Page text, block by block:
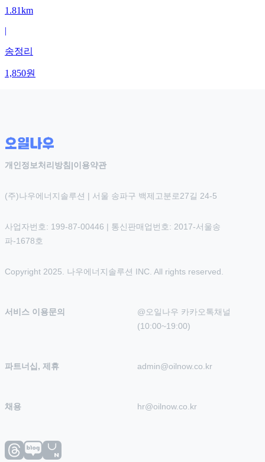
1.81km
|
송정리
1,850원
개인정보처리방침 |이용약관
(주)나우에너지솔루션 | 서울 송파구 백제고분로27길 24-5
사업자번호: 199-87-00446 | 통신판매업번호: 2017-서울송
파-1678호
Copyright 2025. 나우에너지솔루션 INC. All rights reserved.
서비스 이용문의
@오일나우 카카오톡채널
(10:00~19:00)
파트너십, 제휴 admin@oilnow.co.kr
채용 hr@oilnow.co.kr